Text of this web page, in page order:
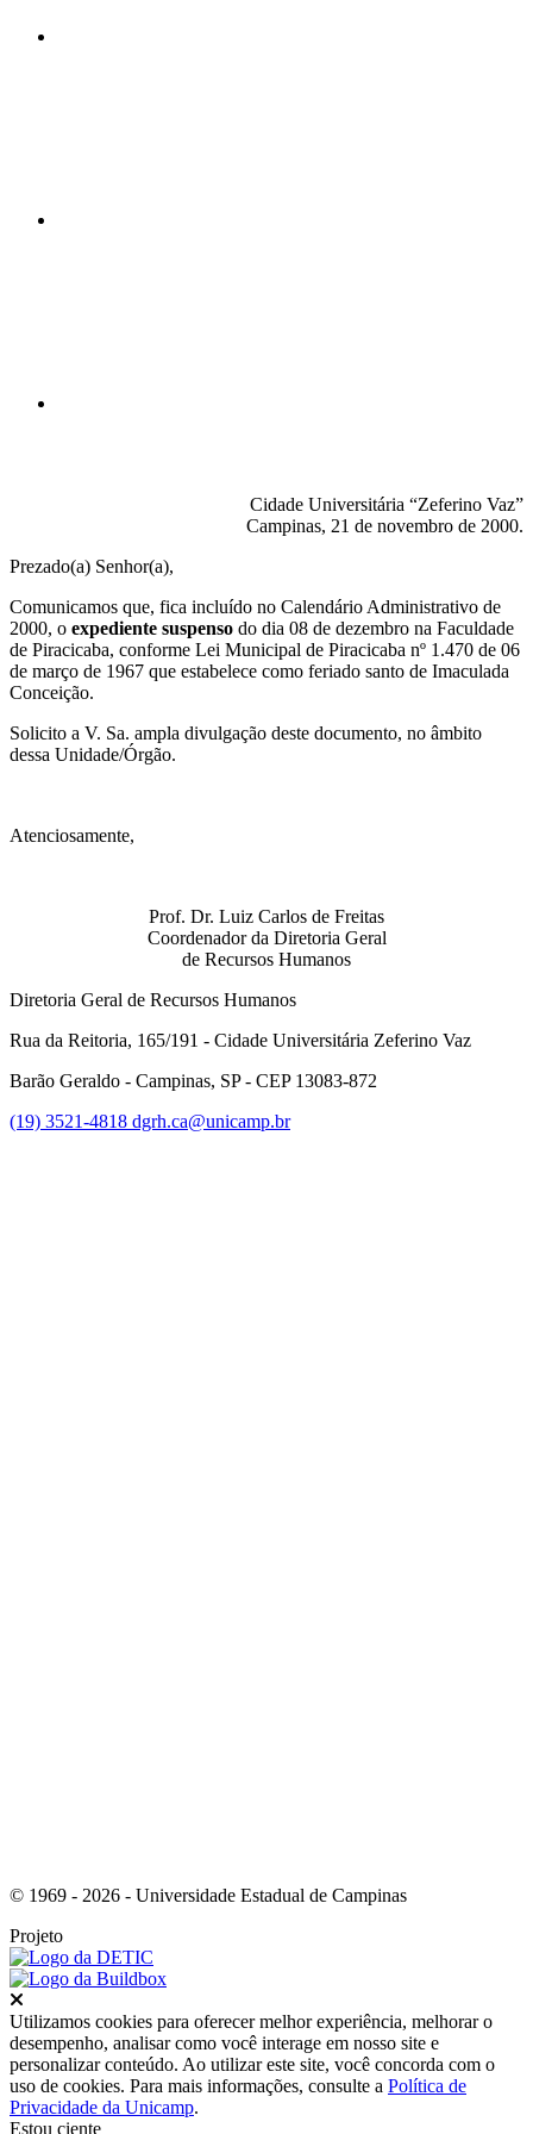
Cidade Universitária “Zeferino Vaz”
Campinas, 21 de novembro de 2000.
Prezado(a) Senhor(a),
Comunicamos que, fica incluído no Calendário Administrativo de
2000, o expediente suspenso do dia 08 de dezembro na Faculdade
de Piracicaba, conforme Lei Municipal de Piracicaba nº 1.470 de 06
de março de 1967 que estabelece como feriado santo de Imaculada
Conceição.
Solicito a V. Sa. ampla divulgação deste documento, no âmbito
dessa Unidade/Órgão.
Atenciosamente,
Prof. Dr. Luiz Carlos de Freitas
Coordenador da Diretoria Geral
de Recursos Humanos
Diretoria Geral de Recursos Humanos
Rua da Reitoria, 165/191 - Cidade Universitária Zeferino Vaz
Barão Geraldo - Campinas, SP - CEP 13083-872
(19) 3521-4818 dgrh.ca@unicamp.br
© 1969 - 2026 - Universidade Estadual de Campinas
Projeto
Utilizamos cookies para oferecer melhor experiência, melhorar o
desempenho, analisar como você interage em nosso site e
personalizar conteúdo. Ao utilizar este site, você concorda com o
uso de cookies. Para mais informações, consulte a Política de
Privacidade da Unicamp.
Estou ciente